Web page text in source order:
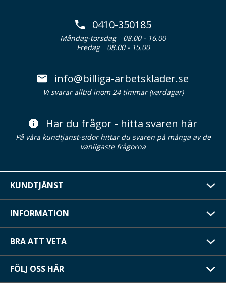
0410-350185
Måndag-torsdag
08.00 - 16.00
Fredag
08.00 - 15.00
info@billiga-arbetsklader.se
Vi svarar alltid inom 24 timmar (vardagar)
Har du frågor - hitta svaren här
På våra kundtjänst-sidor hittar du svaren på många av de
vanligaste frågorna
KUNDTJÄNST
INFORMATION
BRA ATT VETA
FÖLJ OSS HÄR